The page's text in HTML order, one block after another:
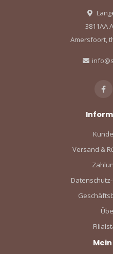
3811AA
Amersfoort,
Versand &